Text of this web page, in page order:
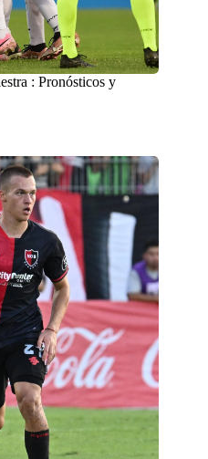
: Pronósticos y